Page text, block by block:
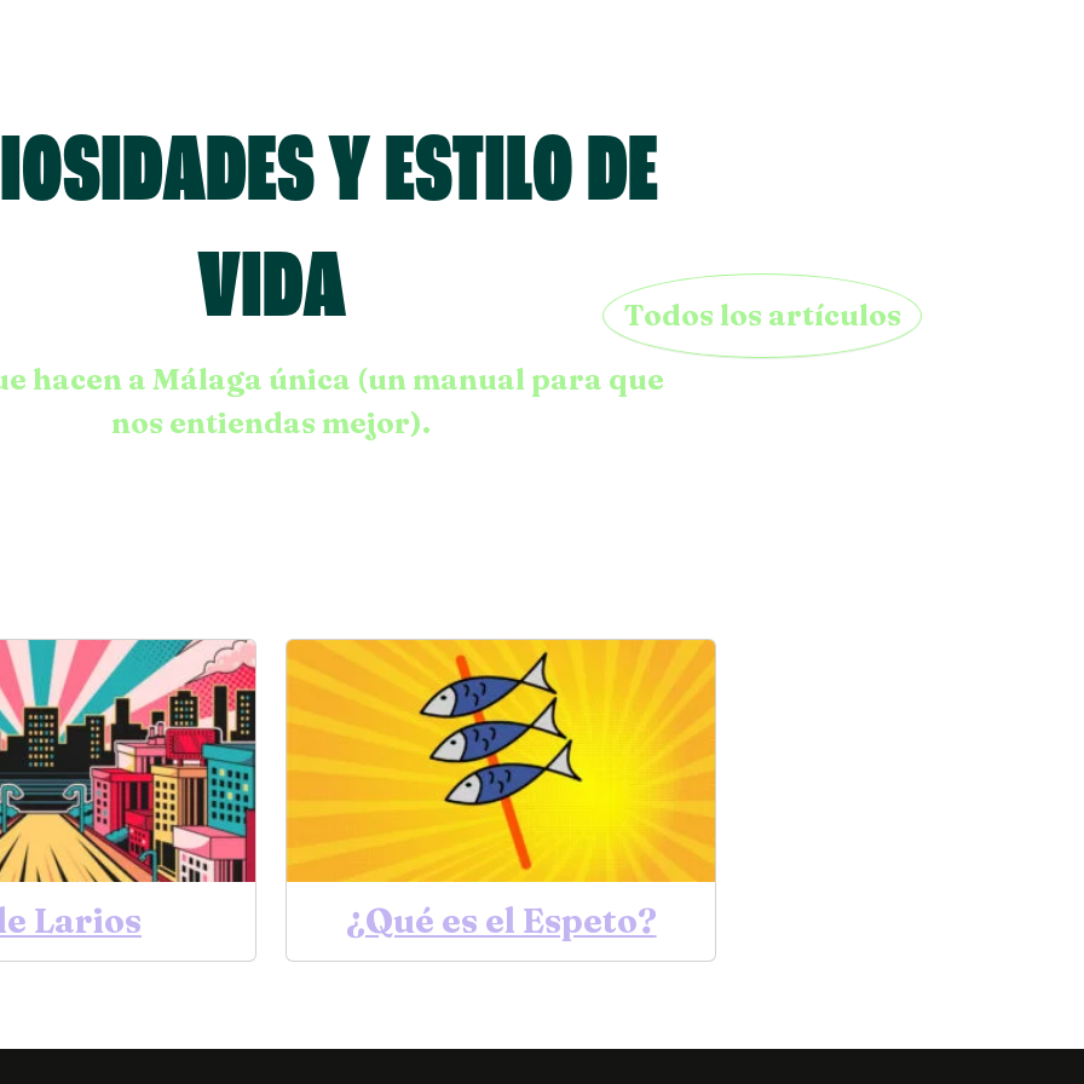
Y ESTILO DE
VIDA
hacen a Málaga única (un manual para que
nos entiendas mejor).
Todos los artículos
Larios ¿Qué es el Espeto?